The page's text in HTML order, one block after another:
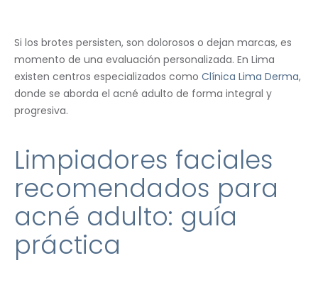
Si los brotes persisten, son dolorosos o dejan marcas, es
momento de una evaluación personalizada. En Lima
existen centros especializados como Clínica Lima Derma,
donde se aborda el acné adulto de forma integral y
progresiva.
Limpiadores faciales
recomendados para
acné adulto: guía
práctica